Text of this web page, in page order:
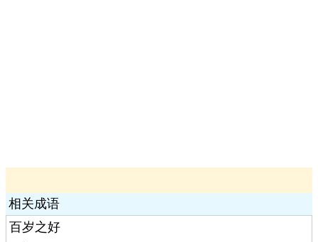
相关成语
百岁之好